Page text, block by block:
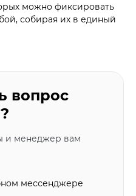
можно фиксировать
собирая их в единый
вопрос
и менеджер вам
мессенджере